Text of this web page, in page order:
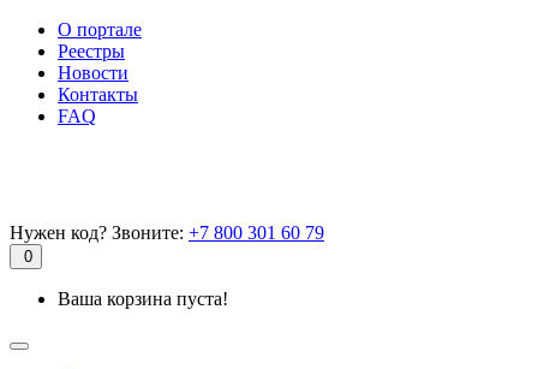
О портале
Реестры
Новости
Контакты
FAQ
Нужен код? Звоните: +7 800 301 60 79
0
Ваша корзина пуста!